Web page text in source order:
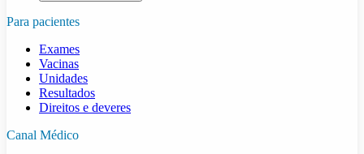
Para pacientes
Exames
Vacinas
Unidades
Resultados
Direitos e deveres
Canal Médico